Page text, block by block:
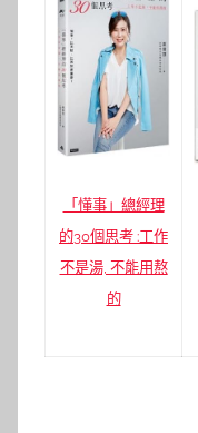
「懂事」總經理
的30個思考 :工作
不是湯, 不能用熬
的